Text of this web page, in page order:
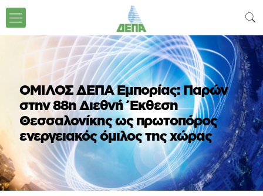
ΟΜΙΛΟΣ ΔΕΠΑ Εμπορίας: Παρών
στην 88η Διεθνή Έκθεση
Θεσσαλονίκης ως πρωτοπόρος
ενεργειακός όμιλος της χώρας